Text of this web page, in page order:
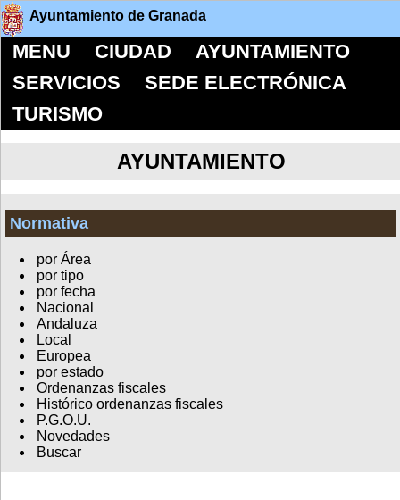
Ayuntamiento de Granada
MENU CIUDAD
AYUNTAMIENTO
SERVICIOS
SEDE ELECTRÓNICA
TURISMO
AYUNTAMIENTO
Normativa
por Área
por tipo
por fecha
Nacional
Andaluza
Local
Europea
por estado
Ordenanzas fiscales
Histórico ordenanzas fiscales
P.G.O.U.
Novedades
Buscar